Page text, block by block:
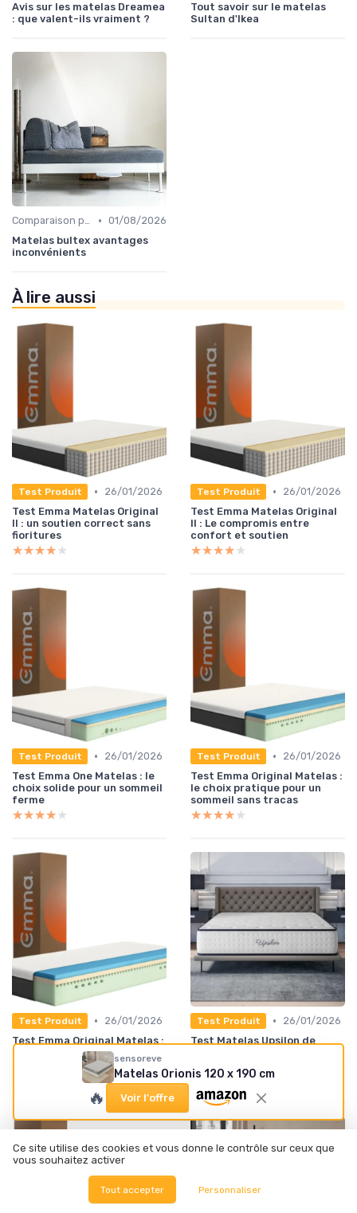
Avis sur les matelas Dreamea
: que valent-ils vraiment ?
Tout savoir sur le matelas
Sultan d'Ikea
Comparaison par marque • 01/08/2026
Matelas bultex avantages
inconvénients
À lire aussi
Test Produit •
26/01/2026
Test Emma Matelas Original
II : un soutien correct sans
fioritures
★★★★★
★★★★★
Test Produit •
26/01/2026
Test Emma Matelas Original
II : Le compromis entre
confort et soutien
★★★★★
★★★★★
Test Produit •
26/01/2026
Test Emma One Matelas : le
choix solide pour un sommeil
ferme
★★★★★
★★★★★
Test Produit •
26/01/2026
Test Emma Original Matelas :
le choix pratique pour un
sommeil sans tracas
★★★★★
★★★★★
Test Produit •
26/01/2026
Test Emma Original Matelas :
le confort sans prise de tête
Test Produit •
26/01/2026
Test Matelas Upsilon de
★★★★★
★★★★★
sensoreve
Matelas Orionis 120 x 190 cm
🔥 Voir l'offre
Ce site utilise des cookies et vous donne le contrôle sur ceux que
vous souhaitez activer
Tout accepter Personnaliser